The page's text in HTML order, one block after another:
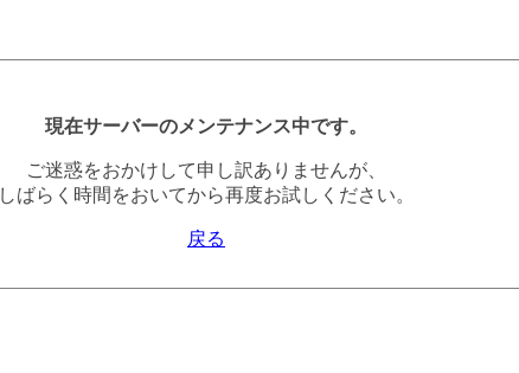
現在サーバーのメンテナンス中です。
ご迷惑をおかけして申し訳ありませんが、
しばらく時間をおいてから再度お試しください。
戻る